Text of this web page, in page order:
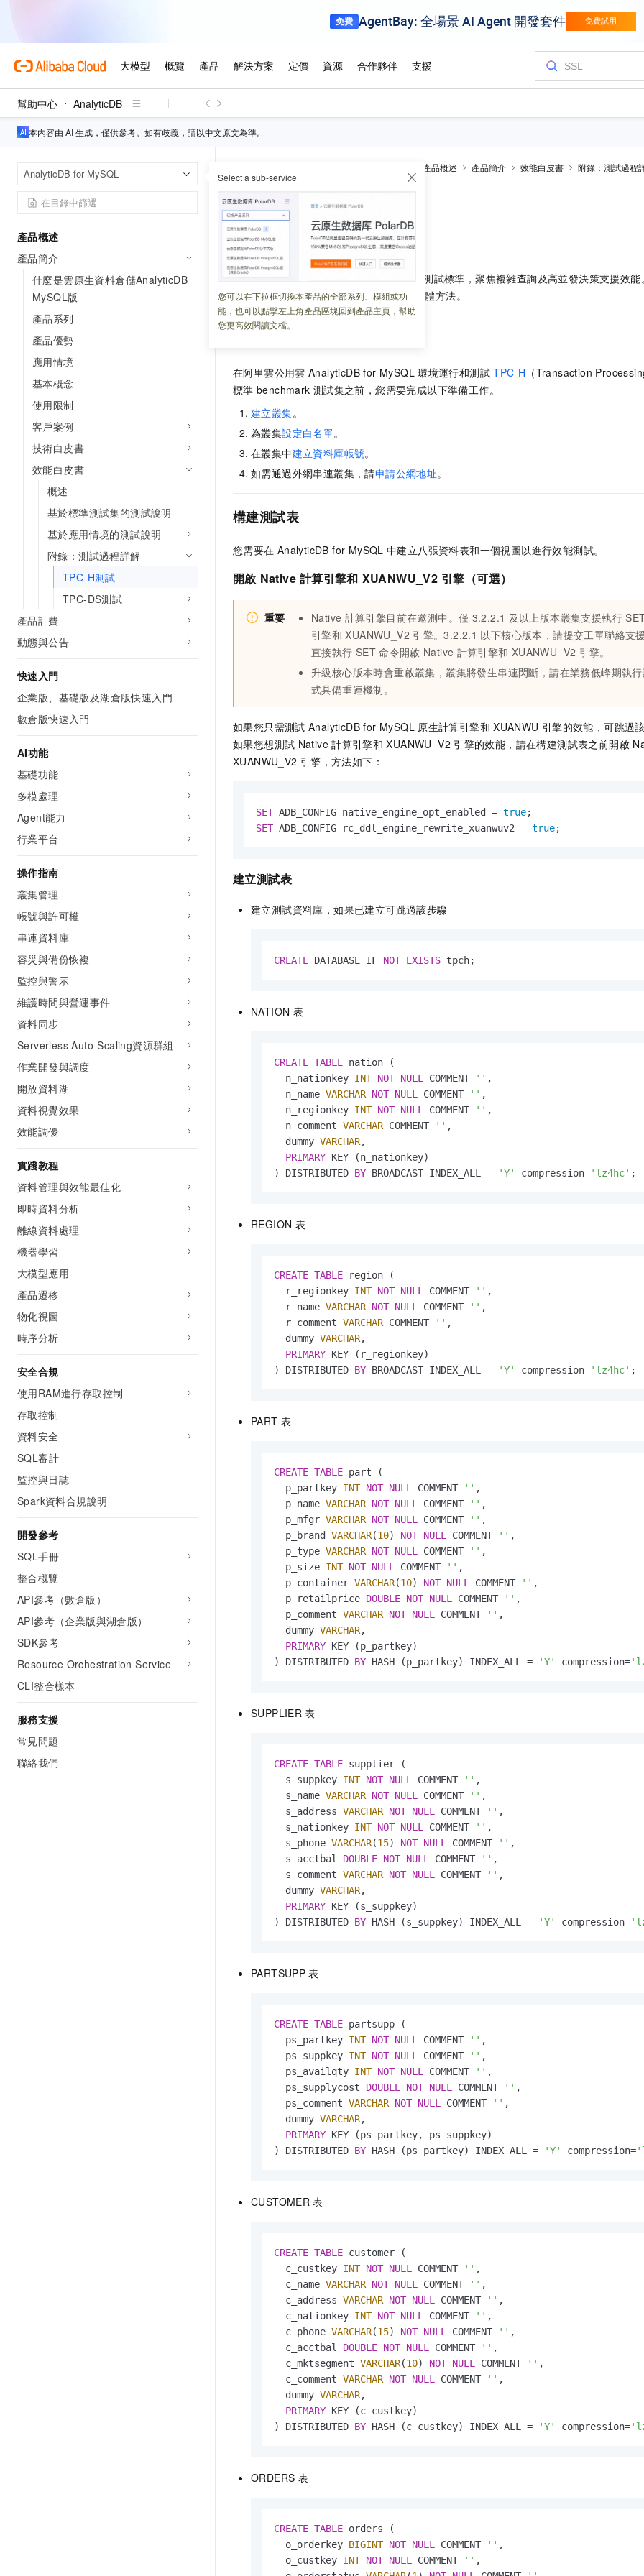
幫助中心 AnalyticDB
本內容由 AI 生成，僅供參考。如有歧義，請以中文原文為準。
AnalyticDB for MySQL Select a sub-service
您可以在下拉框切換本產品的全部系列、模組或功
能，也可以點擊左上角產品區塊回到產品主頁，幫助
您更高效閱讀文檔。
產品概述
產品簡介
什麼是雲原生資料倉儲AnalyticDB
MySQL版
產品系列
產品優勢
應用情境
基本概念
使用限制
客戶案例
技術白皮書
效能白皮書
概述
基於標準測試集的測試說明
基於應用情境的測試說明
附錄：測試過程詳解
TPC-H測試
TPC-DS測試
產品計費
動態與公告
快速入門
企業版、基礎版及湖倉版快速入門
數倉版快速入門
AI功能
基礎功能
多模處理
Agent能力
行業平台
操作指南
叢集管理
帳號與許可權
串連資料庫
容災與備份恢複
監控與警示
維護時間與營運事件
資料同步
Serverless Auto-Scaling資源群組
作業開發與調度
開放資料湖
資料視覺效果
效能調優
實踐教程
資料管理與效能最佳化
即時資料分析
離線資料處理
機器學習
大模型應用
產品遷移
物化視圖
時序分析
安全合規
使用RAM進行存取控制
存取控制
資料安全
SQL審計
監控與日誌
Spark資料合規說明
開發參考
SQL手冊
整合概覽
API參考（數倉版）
API參考（企業版與湖倉版）
SDK參考
Resource Orchestration Service
CLI整合樣本
服務支援
常見問題
聯絡我們
產品概述 產品簡介 效能白皮書 附錄：測試過程
TPC-H測試
更新時間： 2026-02-25 18:33:49
TPC-H
是評估資料庫商務分析能力的基準測試標準，聚焦複雜查詢及高並發決策支援效
AnalyticDB for MySQL 中運行該測試的具體方法。
在阿里雲公用雲 AnalyticDB for MySQL 環境運行和測試 TPC-H （Transaction
標準 benchmark 測試集之前，您需要完成以下準備工作。
建立叢集。
為叢集設定白名單。
在叢集中建立資料庫帳號。
如需通過外網串連叢集，請申請公網地址。
構建測試表
您需要在 AnalyticDB for MySQL 中建立八張資料表和一個視圖以進行效能測試。
開啟 Native 計算引擎和 XUANWU_V2 引擎（可選）
重要 Native 計算引擎目前在邀測中。僅 3.2.2.1 及以上版本叢集支援執行
引擎和 XUANWU_V2 引擎。3.2.2.1 以下核心版本，請提交工單聯絡支
直接執行 SET 命令開啟 Native 計算引擎和 XUANWU_V2 引擎。
升級核心版本時會重啟叢集，叢集將發生串連閃斷，請在業務低峰期執
式具備重連機制。
如果您只需測試 AnalyticDB for MySQL 原生計算引擎和 XUANWU 引擎的效能，可跳過
如果您想測試 Native 計算引擎和 XUANWU_V2 引擎的效能，請在構建測試表之前開啟
XUANWU_V2 引擎，方法如下：
SET ADB_CONFIG native_engine_opt_enabled = true
SET ADB_CONFIG rc_ddl_engine_rewrite_xuanwuv2 = true;
建立測試表
建立測試資料庫，如果已建立可跳過該步驟
CREATE DATABASE IF NOT EXISTS tpch;
NATION 表
CREATE TABLE nation (
  n_nationkey
INT NOT NULL COMMENT '' ,
  n_name
VARCHAR NOT NULL COMMENT '' ,
  n_regionkey
INT NOT NULL COMMENT '' ,
  n_comment
VARCHAR COMMENT '' ,
  dummy
VARCHAR,
PRIMARY KEY (n_nationkey)
) DISTRIBUTED BY BROADCAST INDEX_ALL = 'Y' compression='lz4hc' ;
REGION 表
CREATE TABLE region (
  r_regionkey
INT NOT NULL COMMENT '' ,
  r_name
VARCHAR NOT NULL COMMENT '' ,
  r_comment
VARCHAR COMMENT '' ,
  dummy
VARCHAR,
PRIMARY KEY (r_regionkey)
) DISTRIBUTED BY BROADCAST INDEX_ALL = 'Y' compression='lz4hc' ;
PART 表
CREATE TABLE part (
  p_partkey
INT NOT NULL COMMENT '' ,
  p_name
VARCHAR NOT NULL COMMENT '' ,
  p_mfgr
VARCHAR NOT NULL COMMENT '' ,
  p_brand
VARCHAR(10) NOT NULL COMMENT '' ,
  p_type
VARCHAR NOT NULL COMMENT '' ,
  p_size
INT NOT NULL COMMENT '' ,
  p_container
VARCHAR(10) NOT NULL COMMENT '' ,
  p_retailprice
DOUBLE NOT NULL COMMENT '' ,
  p_comment
VARCHAR NOT NULL COMMENT '' ,
  dummy
VARCHAR,
PRIMARY KEY (p_partkey)
) DISTRIBUTED BY HASH (p_partkey) INDEX_ALL = 'Y' compression=
SUPPLIER 表
CREATE TABLE supplier (
  s_suppkey
INT NOT NULL COMMENT '' ,
  s_name
VARCHAR NOT NULL COMMENT '' ,
  s_address
VARCHAR NOT NULL COMMENT '' ,
  s_nationkey
INT NOT NULL COMMENT '' ,
  s_phone
VARCHAR(15) NOT NULL COMMENT '' ,
  s_acctbal
DOUBLE NOT NULL COMMENT '' ,
  s_comment
VARCHAR NOT NULL COMMENT '' ,
  dummy
VARCHAR,
PRIMARY KEY (s_suppkey)
) DISTRIBUTED BY HASH (s_suppkey) INDEX_ALL = 'Y' compression=
PARTSUPP 表
CREATE TABLE partsupp (
  ps_partkey
INT NOT NULL COMMENT '' ,
  ps_suppkey
INT NOT NULL COMMENT '' ,
  ps_availqty
INT NOT NULL COMMENT '' ,
  ps_supplycost
DOUBLE NOT NULL COMMENT '' ,
  ps_comment
VARCHAR NOT NULL COMMENT '' ,
  dummy
VARCHAR,
PRIMARY KEY (ps_partkey, ps_suppkey)
) DISTRIBUTED BY HASH (ps_partkey) INDEX_ALL = 'Y' compression=
CUSTOMER 表
CREATE TABLE customer (
  c_custkey
INT NOT NULL COMMENT '' ,
  c_name
VARCHAR NOT NULL COMMENT '' ,
  c_address
VARCHAR NOT NULL COMMENT '' ,
  c_nationkey
INT NOT NULL COMMENT '' ,
  c_phone
VARCHAR(15) NOT NULL COMMENT '' ,
  c_acctbal
DOUBLE NOT NULL COMMENT '' ,
  c_mktsegment
VARCHAR(10) NOT NULL COMMENT '' ,
  c_comment
VARCHAR NOT NULL COMMENT '' ,
  dummy
VARCHAR,
PRIMARY KEY (c_custkey)
) DISTRIBUTED BY HASH (c_custkey) INDEX_ALL = 'Y' compression=
ORDERS 表
CREATE TABLE orders (
  o_orderkey
BIGINT NOT NULL COMMENT '' ,
  o_custkey
INT NOT NULL COMMENT '' ,